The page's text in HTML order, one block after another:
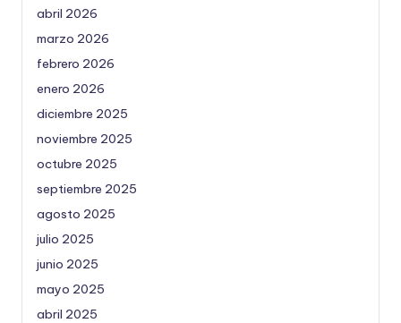
abril 2026
marzo 2026
febrero 2026
enero 2026
diciembre 2025
noviembre 2025
octubre 2025
septiembre 2025
agosto 2025
julio 2025
junio 2025
mayo 2025
abril 2025